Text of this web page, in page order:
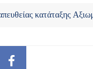
Αξιωματικών